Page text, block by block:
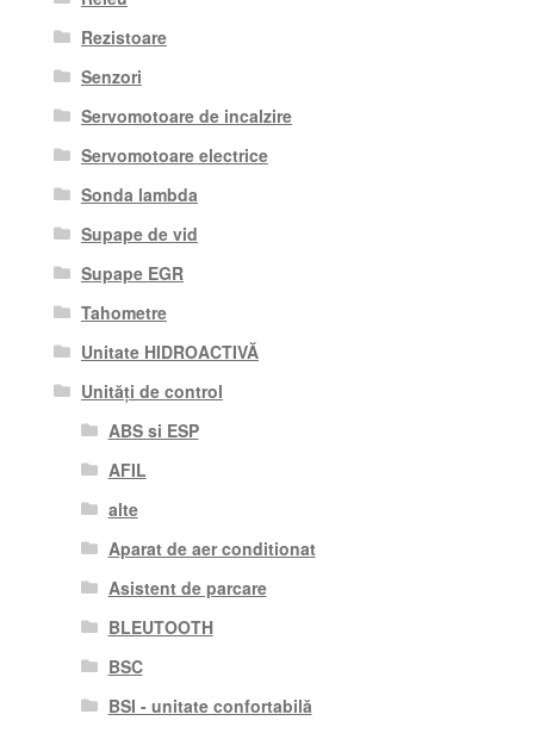
Rezistoare
Senzori
Servomotoare de incalzire
Servomotoare electrice
Sonda lambda
Supape de vid
Supape EGR
Tahometre
Unitate HIDROACTIVĂ
Unități de control
ABS si ESP
AFIL
alte
Aparat de aer conditionat
Asistent de parcare
BLEUTOOTH
BSC
BSI - unitate confortabilă